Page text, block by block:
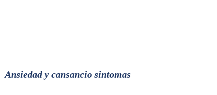
Ansiedad y cansancio sintomas